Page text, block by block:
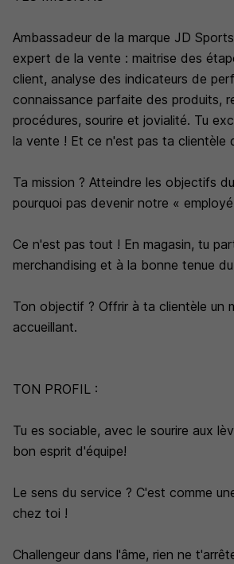
Ambassadeur de la marque JD
expert de la vente : maitrise des
client, analyse des indicateurs de
connaissance parfaite des produits,
procédures, sourire et jovialité. Tu
la vente ! Et ce n'est pas ta clientèle
Ta mission ? Atteindre les objectifs
pourquoi pas devenir notre «
Ce n'est pas tout ! En magasin, tu
merchandising et à la bonne tenue
Ton objectif ? Offrir à ta clientèle un
accueillant.
TON PROFIL :
Tu es sociable, avec le sourire aux
bon esprit d'équipe!
Le sens du service ? C'est comme
chez toi !
Challengeur dans l'âme, rien ne